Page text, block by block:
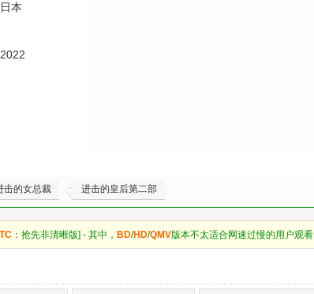
日本
2022
击的女总裁 进击的皇后第二部
：抢先非清晰版] - 其中， BD/HD/QMV版本不太适合网速过慢的用户观看